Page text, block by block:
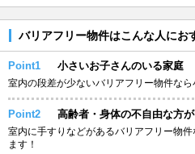
バリアフリー物件はこんな人にお
Point1 小さいお子さんのいる家庭
室内の段差が少ないバリアフリー物件なら
Point2 高齢者・身体の不自由な方
室内に手すりなどがあるバリアフリー物
ます！